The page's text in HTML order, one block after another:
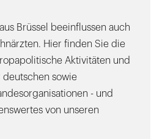
Brüssel beeinflussen auch
Hier finden Sie die
Aktivitäten und
deutschen sowie
- und
von unseren